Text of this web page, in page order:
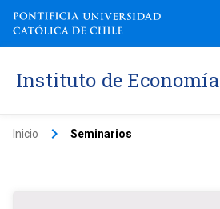
Instituto de Economía
Inicio keyboard_arrow_right Seminarios